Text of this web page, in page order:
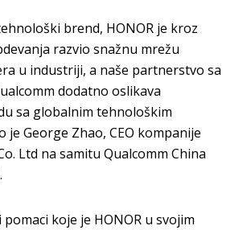
brend, HONOR je kroz
razvio snažnu mrežu
u industriji, a naše partnerstvo sa
dodatno oslikava
sa globalnim tehnološkim
je George Zhao, CEO kompanije
Ltd na samitu Qualcomm China
koje je HONOR u svojim